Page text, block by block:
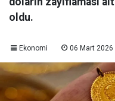
oldu.
Ekonomi 06 Mart 2026